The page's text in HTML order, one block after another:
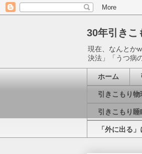
30年引きこ
現在、なんとか
決法」「うつ病
ホーム
引きこもり
引きこもり
「外に出る